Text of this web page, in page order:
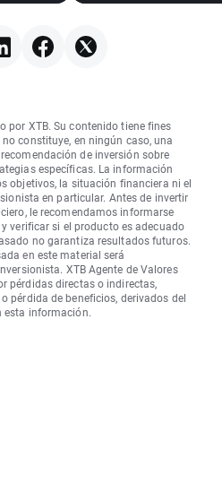
por XTB. Su contenido tiene fines
constituye, en ningún caso, una
de inversión sobre
específicas. La información
objetivos, la situación financiera ni el
en particular. Antes de invertir
le recomendamos informarse
verificar si el producto es adecuado
no garantiza resultados futuros.
en este material será
XTB Agente de Valores
pérdidas directas o indirectas,
pérdida de beneficios, derivados del
esta información.